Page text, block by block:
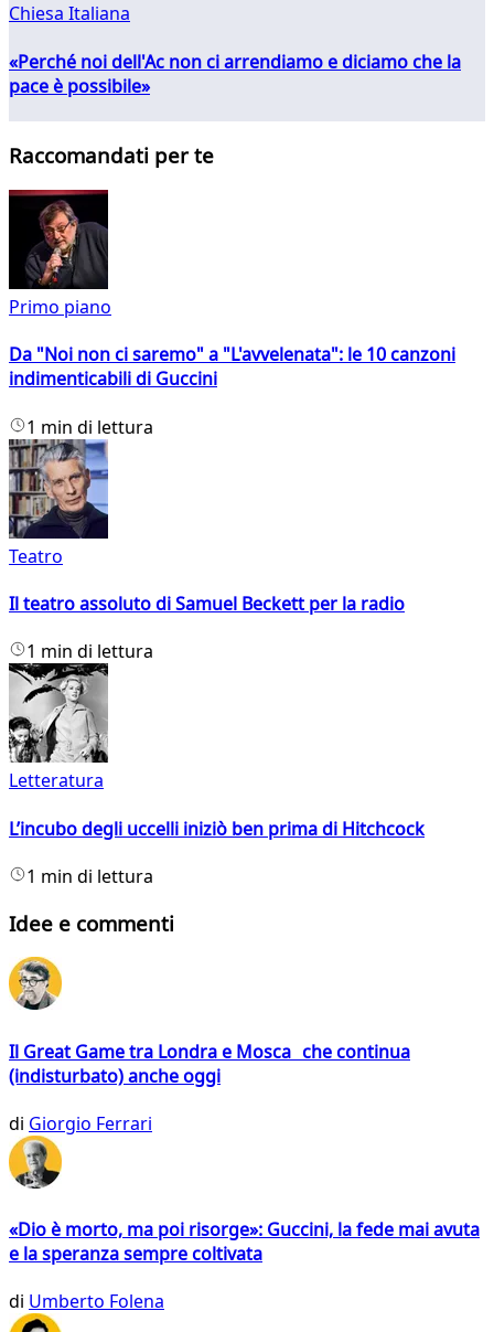
Chiesa Italiana
«Perché noi dell'Ac non ci arrendiamo e diciamo che la
pace è possibile»
Raccomandati per te
Primo piano
Da "Noi non ci saremo" a "L'avvelenata": le 10 canzoni
indimenticabili di Guccini
1 min di lettura
Teatro
Il teatro assoluto di Samuel Beckett per la radio
1 min di lettura
Letteratura
L’incubo degli uccelli iniziò ben prima di Hitchcock
1 min di lettura
Idee e commenti
Il Great Game tra Londra e Mosca che continua
(indisturbato) anche oggi
di Giorgio Ferrari
«Dio è morto, ma poi risorge»: Guccini, la fede mai avuta
e la speranza sempre coltivata
di Umberto Folena